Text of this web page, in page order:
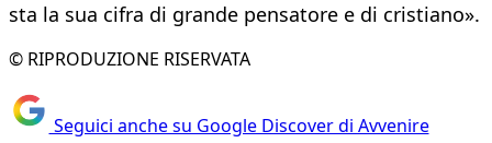
sta la sua cifra di grande pensatore e di cristiano».
© RIPRODUZIONE RISERVATA
Seguici anche su Google Discover di Avvenire